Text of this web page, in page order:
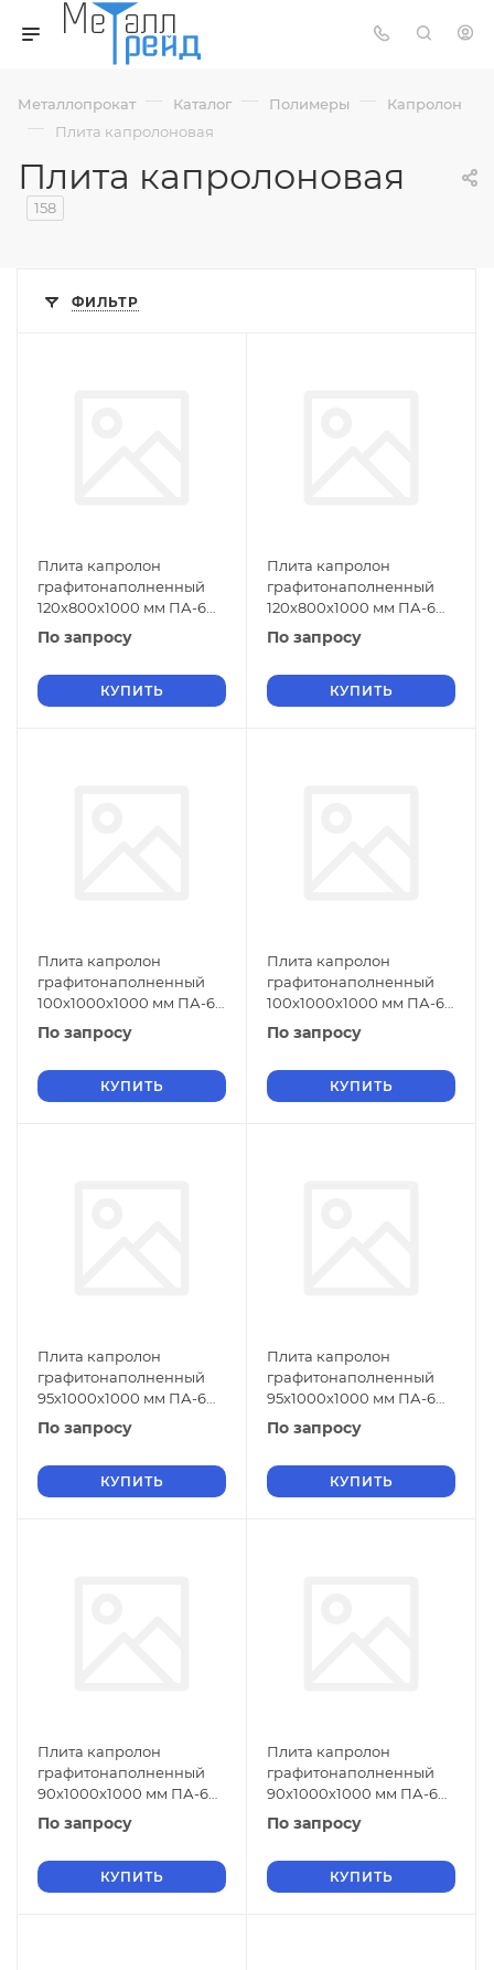
Металлопрокат — Каталог — Полимеры — Капролон
— Плита капролоновая
Плита капролоновая
158
ФИЛЬТР
Плита капролон
графитонаполненный
120х800х1000 мм ПА-6
СТО 004-17152852-2013
зеленый
По запросу
КУПИТЬ
Плита капролон
графитонаполненный
120х800х1000 мм ПА-6
СТО 004-17152852-2013
черный
По запросу
КУПИТЬ
Плита капролон
графитонаполненный
100х1000х1000 мм ПА-6
СТО 004-17152852-2013
зеленый
По запросу
КУПИТЬ
Плита капролон
графитонаполненный
100х1000х1000 мм ПА-6
СТО 004-17152852-2013
черный
По запросу
КУПИТЬ
Плита капролон
графитонаполненный
95х1000х1000 мм ПА-6
СТО 004-17152852-2013
черный
По запросу
КУПИТЬ
Плита капролон
графитонаполненный
95х1000х1000 мм ПА-6
СТО 004-17152852-2013
зеленый
По запросу
КУПИТЬ
Плита капролон
графитонаполненный
90х1000х1000 мм ПА-6
СТО 004-17152852-2013
черный
По запросу
КУПИТЬ
Плита капролон
графитонаполненный
90х1000х1000 мм ПА-6
СТО 004-17152852-2013
зеленый
По запросу
КУПИТЬ